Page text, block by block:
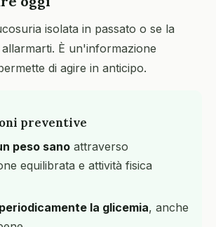
isolata in passato o se la
È un'informazione
di agire in anticipo.
preventive
peso sano attraverso
equilibrata e attività fisica
la glicemia, anche